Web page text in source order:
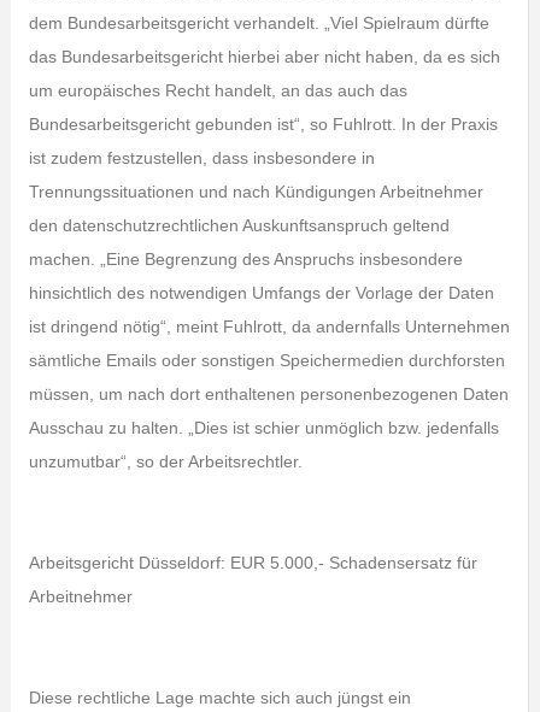
dem Bundesarbeitsgericht verhandelt. „Viel Spielraum dürfte
das Bundesarbeitsgericht hierbei aber nicht haben, da es sich
um europäisches Recht handelt, an das auch das
Bundesarbeitsgericht gebunden ist“, so Fuhlrott. In der Praxis
ist zudem festzustellen, dass insbesondere in
Trennungssituationen und nach Kündigungen Arbeitnehmer
den datenschutzrechtlichen Auskunftsanspruch geltend
machen. „Eine Begrenzung des Anspruchs insbesondere
hinsichtlich des notwendigen Umfangs der Vorlage der Daten
ist dringend nötig“, meint Fuhlrott, da andernfalls Unternehmen
sämtliche Emails oder sonstigen Speichermedien durchforsten
müssen, um nach dort enthaltenen personenbezogenen Daten
Ausschau zu halten. „Dies ist schier unmöglich bzw. jedenfalls
unzumutbar“, so der Arbeitsrechtler.
Arbeitsgericht Düsseldorf: EUR 5.000,- Schadensersatz für
Arbeitnehmer
Diese rechtliche Lage machte sich auch jüngst ein